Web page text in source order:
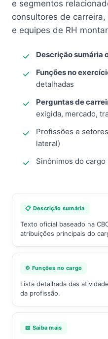
e segmentos
consultores de
e equipes de RH
Descrição sumária
Funções no
detalhadas
Perguntas de
exigida, mercado,
Profissões e
lateral)
Sinônimos do
📋 Descrição sumária
Texto oficial baseado na
atribuições principais do
⚙️ Funções no cargo
Lista detalhada das
da profissão.
📖 Saiba mais